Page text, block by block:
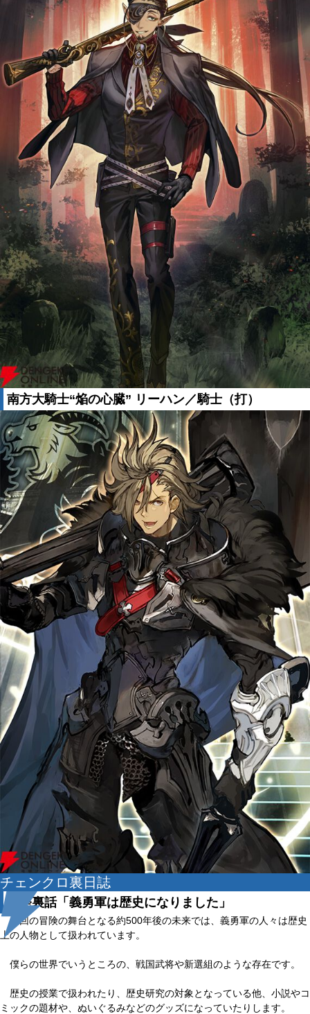
南方大騎士“焔の心臓” リーハン／騎士（打）
チェンクロ裏日誌
開発裏話「義勇軍は歴史になりました」
今回の冒険の舞台となる約500年後の未来では、義勇軍の人々は歴史
上の人物として扱われています。
僕らの世界でいうところの、戦国武将や新選組のような存在です。
歴史の授業で扱われたり、歴史研究の対象となっている他、小説やコ
ミックの題材や、ぬいぐるみなどのグッズになっていたりします。